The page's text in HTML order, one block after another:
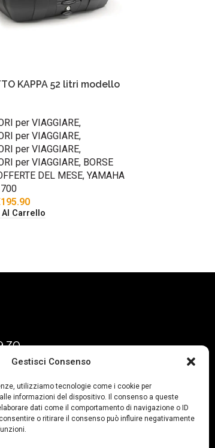
Gestisci Consenso
utilizziamo tecnologie come i cookie per
informazioni del dispositivo. Il consenso a queste
dati come il comportamento di navigazione o ID
o ritirare il consenso può influire negativamente
KAPPA 52 litri modello
per VIAGGIARE,
per VIAGGIARE,
per VIAGGIARE,
per VIAGGIARE, BORSE
DEL MESE, YAMAHA
195.90
Carrello